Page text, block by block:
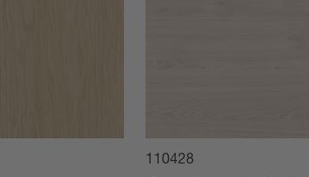
110428